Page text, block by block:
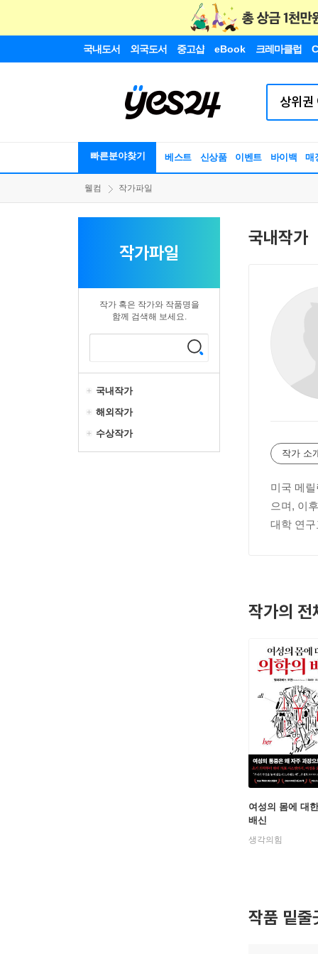
국내도서 외국도서 중고샵 eBook 크레마클럽
빠른분야찾기 베스트 신상품 이벤트 바이백 매
웰컴 작가파일
작가파일
작가 혹은 작가와 작품명을
함께 검색해 보세요.
국내작가
해외작가
수상작가
국내작가
작가 소
미국 메
으며, 이
대학 연
작가의 전
여성의 몸에 대
배신
생각의힘
작품 밑줄